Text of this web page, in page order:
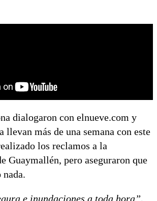
dialogaron con elnueve.com y
llevan más de una semana con este
los reclamos a la
Guaymallén, pero aseguraron que
e inundaciones a toda hora”,